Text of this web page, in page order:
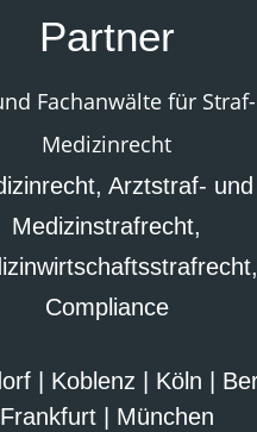
Partner
Fachanwälte für
Medizinrecht
Arztstraf- und
Medizinstrafrecht,
Compliance
| Koblenz | Köln |
Frankfurt | München